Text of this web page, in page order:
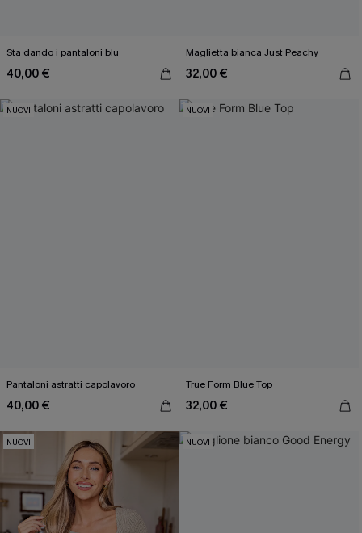
Sta dando i pantaloni blu
40,00 €
Maglietta bianca Just Peachy
32,00 €
NUOVI
Pantaloni astratti capolavoro
40,00 €
NUOVI
True Form Blue Top
32,00 €
NUOVI NUOVI